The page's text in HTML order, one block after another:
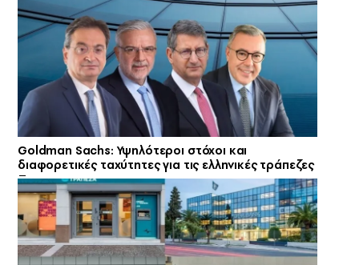
Goldman Sachs: Υψηλότεροι στόχοι και
διαφορετικές ταχύτητες για τις ελληνικές τράπεζες